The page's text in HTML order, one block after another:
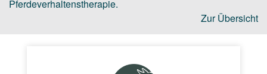
Pferdeverhaltenstherapie.
Zur Übersicht